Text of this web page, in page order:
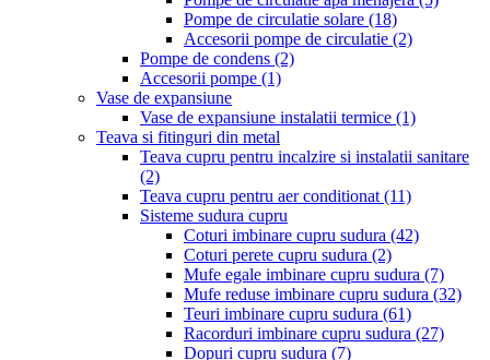
Pompe de circulatie solare (18)
Accesorii pompe de circulatie (2)
Pompe de condens (2)
Accesorii pompe (1)
Vase de expansiune
Vase de expansiune instalatii termice (1)
Teava si fitinguri din metal
Teava cupru pentru incalzire si instalatii sanitare
(2)
Teava cupru pentru aer conditionat (11)
Sisteme sudura cupru
Coturi imbinare cupru sudura (42)
Coturi perete cupru sudura (2)
Mufe egale imbinare cupru sudura (7)
Mufe reduse imbinare cupru sudura (32)
Teuri imbinare cupru sudura (61)
Racorduri imbinare cupru sudura (27)
Dopuri cupru sudura (7)